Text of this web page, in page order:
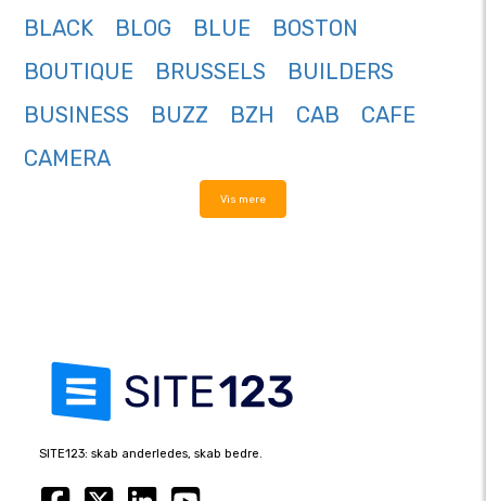
BLACK
BLOG BLUE
BOSTON
BOUTIQUE
BRUSSELS
BUILDERS
BUSINESS
BUZZ BZH CAB
CAFE
CAMERA
Vis mere
SITE123: skab anderledes, skab bedre.